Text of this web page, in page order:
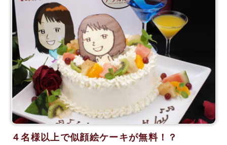
４名様以上で似顔絵ケーキが無料！？